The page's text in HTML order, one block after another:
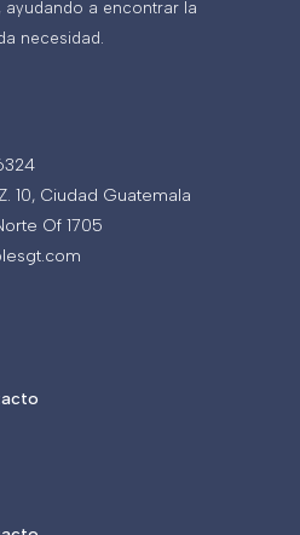
ayudando a encontrar la
necesidad.
10, Ciudad Guatemala
Of 1705